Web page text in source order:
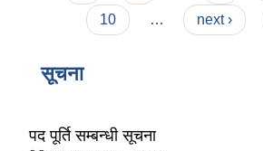
10
… next ›
सूचना
पद पूर्ति सम्बन्धी सूचना